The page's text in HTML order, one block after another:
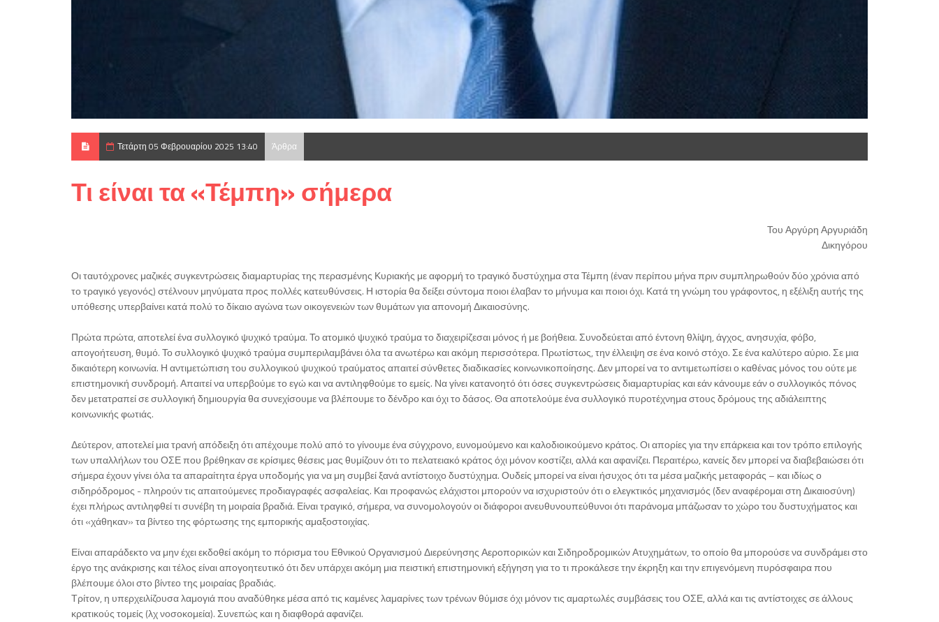
Τετάρτη 05 Φεβρουαρίου 2025 13:40 Άρθρα
Τι είναι τα «Τέμπη» σήμερα
Του Αργύρη Αργυριάδη
Δικηγόρου
Οι ταυτόχρονες μαζικές συγκεντρώσεις διαμαρτυρίας της περασμένης Κυριακής με αφορμή το τραγικό δυστύχημα στα Τέμπη (έναν περίπου μήνα πριν συμπληρωθούν δύο χρόνια από
το τραγικό γεγονός) στέλνουν μηνύματα προς πολλές κατευθύνσεις. Η ιστορία θα δείξει σύντομα ποιοι έλαβαν το μήνυμα και ποιοι όχι. Κατά τη γνώμη του γράφοντος, η εξέλιξη αυτής της
υπόθεσης υπερβαίνει κατά πολύ το δίκαιο αγώνα των οικογενειών των θυμάτων για απονομή Δικαιοσύνης.
Πρώτα πρώτα, αποτελεί ένα συλλογικό ψυχικό τραύμα. Το ατομικό ψυχικό τραύμα το διαχειρίζεσαι μόνος ή με βοήθεια. Συνοδεύεται από έντονη θλίψη, άγχος, ανησυχία, φόβο,
απογοήτευση, θυμό. Το συλλογικό ψυχικό τραύμα συμπεριλαμβάνει όλα τα ανωτέρω και ακόμη περισσότερα. Πρωτίστως, την έλλειψη σε ένα κοινό στόχο. Σε ένα καλύτερο αύριο. Σε μια
δικαιότερη κοινωνία. Η αντιμετώπιση του συλλογικού ψυχικού τραύματος απαιτεί σύνθετες διαδικασίες κοινωνικοποίησης. Δεν μπορεί να το αντιμετωπίσει ο καθένας μόνος του ούτε με
επιστημονική συνδρομή. Απαιτεί να υπερβούμε το εγώ και να αντιληφθούμε το εμείς. Να γίνει κατανοητό ότι όσες συγκεντρώσεις διαμαρτυρίας και εάν κάνουμε εάν ο συλλογικός πόνος
δεν μετατραπεί σε συλλογική δημιουργία θα συνεχίσουμε να βλέπουμε το δένδρο και όχι το δάσος. Θα αποτελούμε ένα συλλογικό πυροτέχνημα στους δρόμους της αδιάλειπτης
κοινωνικής φωτιάς.
Δεύτερον, αποτελεί μια τρανή απόδειξη ότι απέχουμε πολύ από το γίνουμε ένα σύγχρονο, ευνομούμενο και καλοδιοικούμενο κράτος. Οι απορίες για την επάρκεια και τον τρόπο επιλογής
των υπαλλήλων του ΟΣΕ που βρέθηκαν σε κρίσιμες θέσεις μας θυμίζουν ότι το πελατειακό κράτος όχι μόνον κοστίζει, αλλά και αφανίζει. Περαιτέρω, κανείς δεν μπορεί να διαβεβαιώσει ότι
σήμερα έχουν γίνει όλα τα απαραίτητα έργα υποδομής για να μη συμβεί ξανά αντίστοιχο δυστύχημα. Ουδείς μπορεί να είναι ήσυχος ότι τα μέσα μαζικής μεταφοράς – και ιδίως ο
σιδηρόδρομος - πληρούν τις απαιτούμενες προδιαγραφές ασφαλείας. Και προφανώς ελάχιστοι μπορούν να ισχυριστούν ότι ο ελεγκτικός μηχανισμός (δεν αναφέρομαι στη Δικαιοσύνη)
έχει πλήρως αντιληφθεί τι συνέβη τη μοιραία βραδιά. Είναι τραγικό, σήμερα, να συνομολογούν οι διάφοροι ανευθυνουπεύθυνοι ότι παράνομα μπάζωσαν το χώρο του δυστυχήματος και
ότι «χάθηκαν» τα βίντεο της φόρτωσης της εμπορικής αμαξοστοιχίας.
Είναι απαράδεκτο να μην έχει εκδοθεί ακόμη το πόρισμα του Εθνικού Οργανισμού Διερεύνησης Αεροπορικών και Σιδηροδρομικών Ατυχημάτων, το οποίο θα μπορούσε να συνδράμει στο
έργο της ανάκρισης και τέλος είναι απογοητευτικό ότι δεν υπάρχει ακόμη μια πειστική επιστημονική εξήγηση για το τι προκάλεσε την έκρηξη και την επιγενόμενη πυρόσφαιρα που
βλέπουμε όλοι στο βίντεο της μοιραίας βραδιάς.
Τρίτον, η υπερχειλίζουσα λαμογιά που αναδύθηκε μέσα από τις καμένες λαμαρίνες των τρένων θύμισε όχι μόνον τις αμαρτωλές συμβάσεις του ΟΣΕ, αλλά και τις αντίστοιχες σε άλλους
κρατικούς τομείς (λχ νοσοκομεία). Συνεπώς και η διαφθορά αφανίζει.